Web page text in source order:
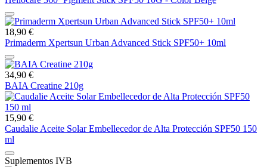
18,90 €
Primaderm Xpertsun Urban Advanced Stick SPF50+ 10ml
34,90 €
BAIA Creatine 210g
15,90 €
Caudalie Aceite Solar Embellecedor de Alta Protección SPF50 150
ml
Suplementos IVB